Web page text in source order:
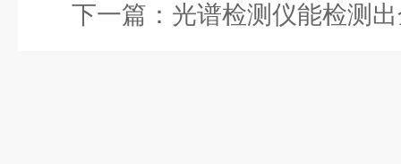
下一篇： 光谱检测仪能检测